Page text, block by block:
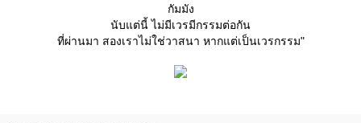
กัมมัง
นับแต่นี้ ไม่มีเวรมีกรรมต่อกัน
ที่ผ่านมา สองเราไม่ใช่วาสนา หากแต่เป็นเวรกรรม"